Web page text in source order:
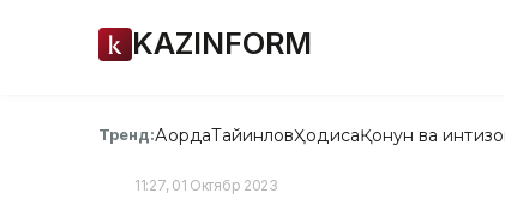
KAZINFORM
Тренд:АқордаТайинловҲодисаҚонун ва
11:27, 01 Октябр 2023